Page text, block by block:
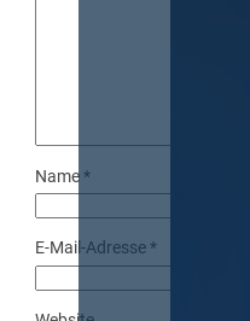
Name*
E-Mail-Adresse*